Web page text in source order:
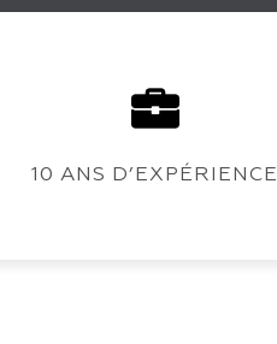
10 ANS D’EXPÉRIENCE